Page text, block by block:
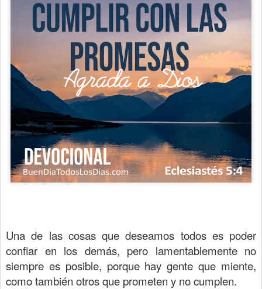
Una de las cosas que deseamos todos es poder
confiar en los demás, pero lamentablemente no
siempre es posible, porque hay gente que miente,
como también otros que prometen y no cumplen.